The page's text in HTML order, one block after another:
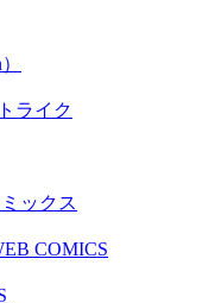
ライク
ックス
COMICS